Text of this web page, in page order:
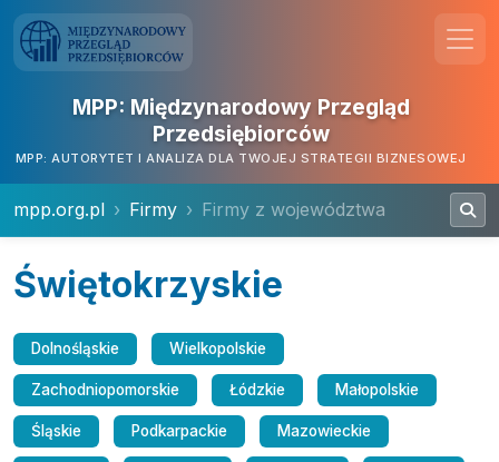
MPP: Międzynarodowy Przegląd
Przedsiębiorców
MPP: AUTORYTET I ANALIZA DLA TWOJEJ STRATEGII BIZNESOWEJ
mpp.org.pl Firmy Firmy z województwa
Świętokrzyskie
Dolnośląskie Wielkopolskie
Zachodniopomorskie Łódzkie Małopolskie
Śląskie Podkarpackie Mazowieckie